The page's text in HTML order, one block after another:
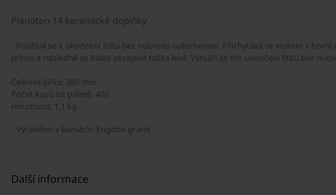
Planoton 14 keramické doplňky
Používá se k ukončení štítu bez nutnosti oplechování. Přichytává se vrutem v horní
prknu a následně se klade okrajová taška levá. Vytváří se tím ukončení štítu bez
Celková šířka: 380 mm
Počet kusů na paletě: 400
Hmotnost: 1,1 kg
Vyráběno v barvách: Engoba granit
Další informace